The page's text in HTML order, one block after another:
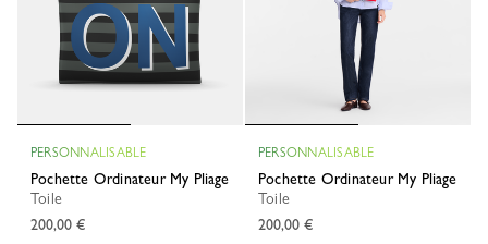
PERSONNALISABLE
Pochette Ordinateur My Pliage
Toile
200,00 €
PERSONNALISABLE
Pochette Ordinateur My Pliage
Toile
200,00 €